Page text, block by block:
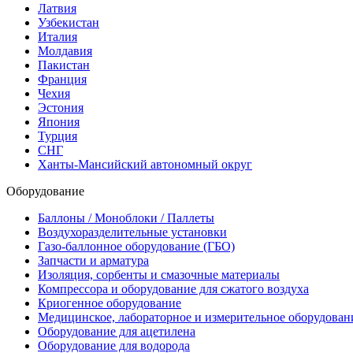
Латвия
Узбекистан
Италия
Молдавия
Пакистан
Франция
Чехия
Эстония
Япония
Турция
СНГ
Ханты-Мансийский автономный округ
Оборудование
Баллоны / Моноблоки / Паллеты
Воздухоразделительные установки
Газо-баллонное оборудование (ГБО)
Запчасти и арматура
Изоляция, сорбенты и смазочные материалы
Компрессора и оборудование для сжатого воздуха
Криогенное оборудование
Медицинское, лабораторное и измерительное
Оборудование для ацетилена
Оборудование для водорода